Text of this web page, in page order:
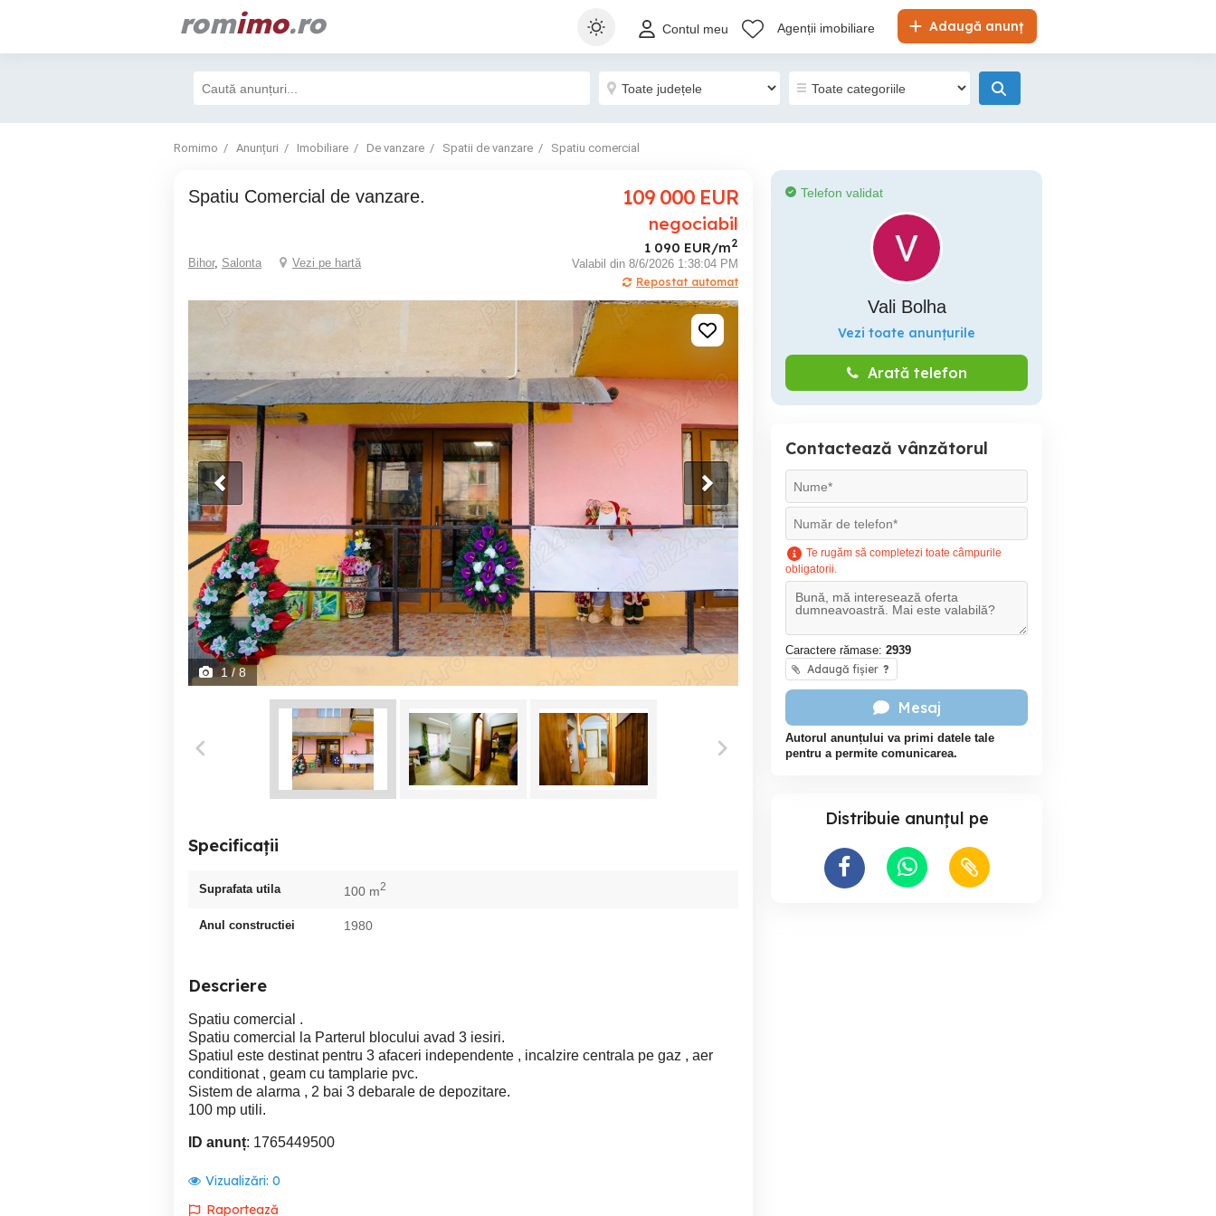
romimo.ro Adaugă anunț
Contul meu Agenții imobiliare
Romimo Anunțuri Imobiliare De vanzare Spatii de vanzare Spatiu comercial
Spatiu Comercial de vanzare. 109 000 EUR
negociabil
1 090 EUR/m2
Bihor, Salonta Vezi pe hartă
Valabil din 8/6/2026 1:38:04 PM
Repostat automat
1 / 8
Specificații
Suprafata utila 100 m2
Anul constructiei 1980
Descriere
Spatiu comercial .
Spatiu comercial la Parterul blocului avad 3 iesiri.
Spatiul este destinat pentru 3 afaceri independente , incalzire centrala pe gaz , aer
conditionat , geam cu tamplarie pvc.
Sistem de alarma , 2 bai 3 debarale de depozitare.
100 mp utili.
ID anunț: 1765449500
Vizualizări: 0
Raportează
Telefon validat
Vali Bolha
Vezi toate anunțurile
Arată telefon
Contactează vânzătorul
Te rugăm să completezi toate câmpurile
obligatorii.
Caractere rămase: 2939
Adaugă fișier ?
Mesaj
Autorul anunțului va primi datele tale
pentru a permite comunicarea.
Distribuie anunțul pe